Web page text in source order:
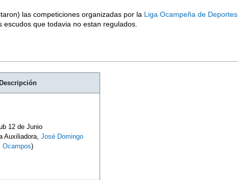
las competiciones organizadas por la Liga Ocampeña de Deportes
que todavia no estan regulados.
12 de Junio
Auxiliadora, José Domingo
Ocampos)